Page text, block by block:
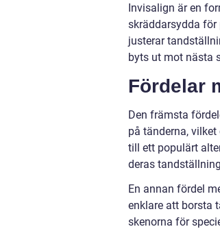
Invisalign är en
skräddarsydda för
justerar
byts ut mot nästa
Fördelar
Den främsta
på tänderna,
till ett populärt
deras
En annan fördel
enklare att borsta
skenorna för